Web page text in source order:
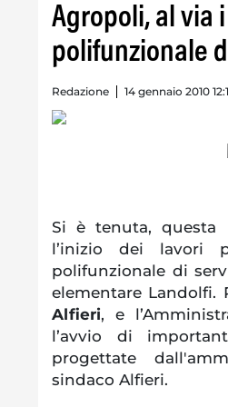
Agropoli, al via
polifunzionale
Redazione 14 gennaio 2010
Si è tenuta, questa
l’inizio dei lavori
polifunzionale di
elementare
Alfieri, e
l’avvio di
progettate
sindaco Alfieri.